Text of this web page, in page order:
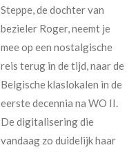
Steppe, de dochter van
bezieler Roger, neemt je
mee op een nostalgische
reis terug in de tijd, naar de
Belgische klaslokalen in de
eerste decennia na WO II.
De digitalisering die
vandaag zo duidelijk haar